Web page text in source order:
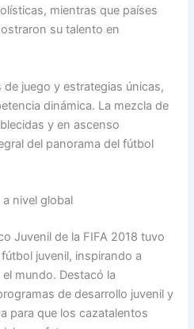
mientras que países
su talento en
juego y estrategias únicas,
dinámica. La mezcla de
y en ascenso
del panorama del fútbol
nivel global
Juvenil de la FIFA 2018 tuvo
juvenil, inspirando a
mundo. Destacó la
de desarrollo juvenil y
para que los cazatalentos